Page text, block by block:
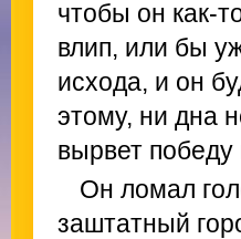
чтобы он как-
влип, или бы
исхода, и он
этому, ни дна
вырвет
Он ломал
заштатный